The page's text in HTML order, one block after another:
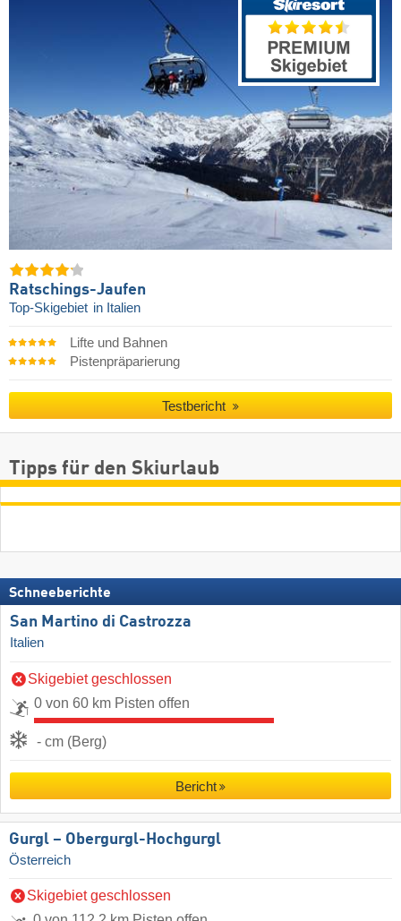
Ratschings-Jaufen
Top-Skigebiet in Italien
Lifte und Bahnen
Pistenpräparierung
Testbericht
Tipps für den Skiurlaub
Schneeberichte
San Martino di Castrozza
Italien
Skigebiet geschlossen
0 von 60 km Pisten offen
- cm (Berg)
Bericht
Gurgl – Obergurgl-Hochgurgl
Österreich
Skigebiet geschlossen